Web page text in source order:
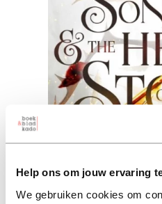
Help ons om jouw ervaring
We gebruiken cookies om